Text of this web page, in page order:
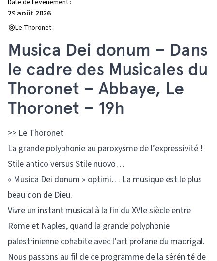
Date de l'évènement :
29 août 2026
Le Thoronet
Musica Dei donum – Dans
le cadre des Musicales du
Thoronet – Abbaye, Le
Thoronet – 19h
>> Le Thoronet
La grande polyphonie au paroxysme de l’expressivité !
Stile antico versus Stile nuovo…
« Musica Dei donum » optimi… La musique est le plus
beau don de Dieu.
Vivre un instant musical à la fin du XVIe siècle entre
Rome et Naples, quand la grande polyphonie
palestrinienne cohabite avec l’art profane du madrigal.
Nous passons au fil de ce programme de la sérénité de